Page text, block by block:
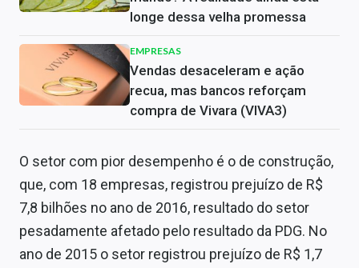
longe dessa velha promessa
EMPRESAS
Vendas desaceleram e ação
recua, mas bancos reforçam
compra de Vivara (VIVA3)
O setor com pior desempenho é o de construção,
que, com 18 empresas, registrou prejuízo de R$
7,8 bilhões no ano de 2016, resultado do setor
pesadamente afetado pelo resultado da PDG. No
ano de 2015 o setor registrou prejuízo de R$ 1,7